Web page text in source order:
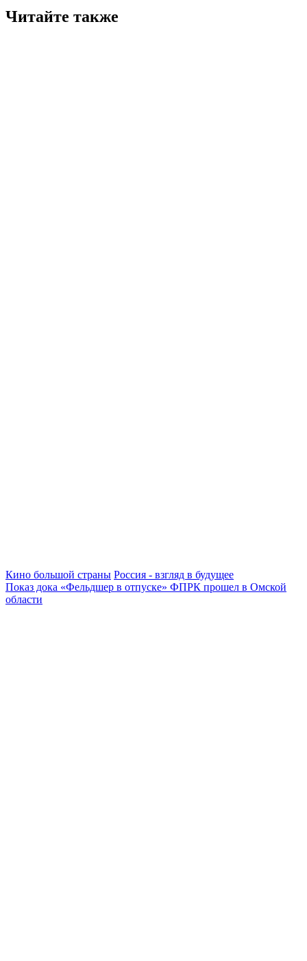
Читайте также
Кино большой страны Россия - взгляд в будущее
Показ дока «Фельдшер в отпуске» ФПРК прошел в Омской
области